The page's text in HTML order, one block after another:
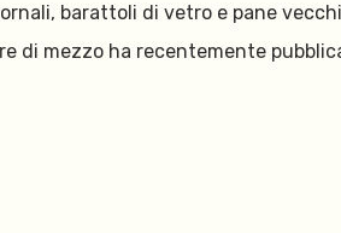
barattoli di vetro e pane
di mezzo ha recentemente